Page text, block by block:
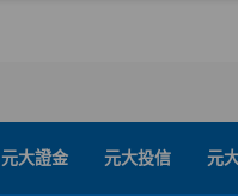
元大證金 元大投信 元